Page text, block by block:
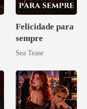
Felicidade para
sempre
Sea Tease